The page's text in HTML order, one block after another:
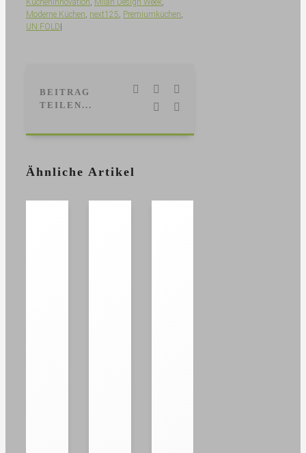
Moderne Küchen next125 Premiumküchen
UN:FOLD|
BEITRAG
TEILEN...
FacebookLinkedIn
Pinterest
Ähnliche Artikel